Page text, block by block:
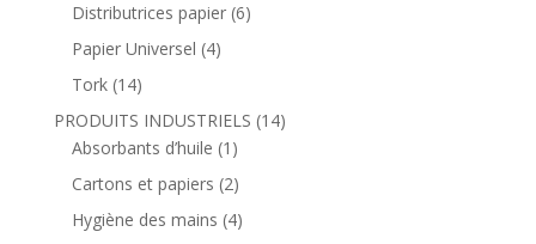
Distributrices papier (6)
Papier Universel (4)
Tork (14)
PRODUITS INDUSTRIELS (14)
Absorbants d’huile (1)
Cartons et papiers (2)
Hygiène des mains (4)